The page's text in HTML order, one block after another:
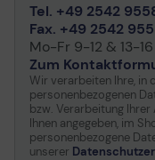
Tel. +49 2542
Fax. +49 2542
Mo-Fr 9-12 & 13-
Zum
Wir verarbeiten Ihre, in
personenbezogenen
bzw. Verarbeitung Ihrer
Ihnen angegeben, im
personenbezogene
unserer